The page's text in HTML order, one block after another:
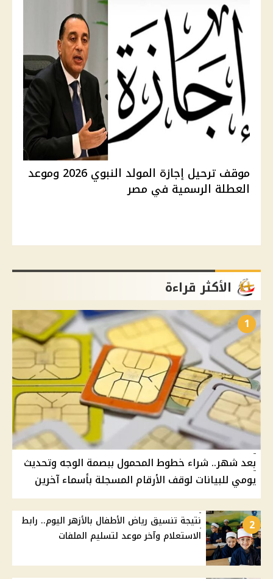
موقف ترحيل إجازة المولد النبوي 2026 وموعد
العطلة الرسمية في مصر
الأكثر قراءة
1
بعد شهر.. شراء خطوط المحمول ببصمة الوجه وتحديث
يومي للبيانات لوقف الأرقام المسجلة بأسماء آخرين
2
نتيجة تنسيق رياض الأطفال بالأزهر اليوم.. رابط
الاستعلام وآخر موعد لتسليم الملفات